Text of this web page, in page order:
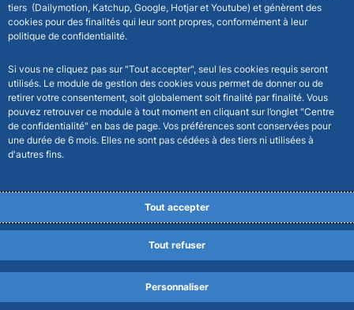
tiers (Dailymotion, Katchup, Google, Hotjar et Youtube) et génèrent des
cookies pour des finalités qui leur sont propres, conformément à leur
politique de confidentialité.
Si vous ne cliquez pas sur "Tout accepter", seul les cookies requis seront
utilisés. Le module de gestion des cookies vous permet de donner ou de
retirer votre consentement, soit globalement soit finalité par finalité. Vous
pouvez retrouver ce module à tout moment en cliquant sur l’onglet "Centre
de confidentialité" en bas de page. Vos préférences sont conservées pour
une durée de 6 mois. Elles ne sont pas cédées à des tiers ni utilisées à
d'autres fins.
Tout accepter
Tout refuser
Personnaliser